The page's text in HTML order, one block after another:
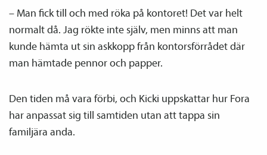
– Man fick till och med röka på kontoret! Det var helt
normalt då. Jag rökte inte själv, men minns att man
kunde hämta ut sin askkopp från kontorsförrådet där
man hämtade pennor och papper.
Den tiden må vara förbi, och Kicki uppskattar hur Fora
har anpassat sig till samtiden utan att tappa sin
familjära anda.